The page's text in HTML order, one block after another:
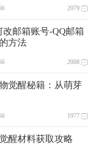
2079
改邮箱账号-QQ邮箱
方法
2008
觉醒秘籍：从萌芽
1977
醒材料获取攻略